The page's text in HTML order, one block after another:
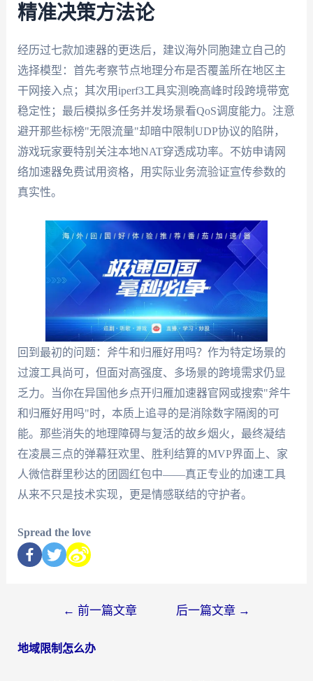
精准决策方法论
经历过七款加速器的更迭后，建议海外同胞建立自己的
选择模型：首先考察节点地理分布是否覆盖所在地区主
干网接入点；其次用iperf3工具实测晚高峰时段跨境带宽
稳定性；最后模拟多任务并发场景看QoS调度能力。注意
避开那些标榜"无限流量"却暗中限制UDP协议的陷阱，
游戏玩家要特别关注本地NAT穿透成功率。不妨申请网
络加速器免费试用资格，用实际业务流验证宣传参数的
真实性。
回到最初的问题：斧牛和归雁好用吗？作为特定场景的
过渡工具尚可，但面对高强度、多场景的跨境需求仍显
乏力。当你在异国他乡点开归雁加速器官网或搜索"斧牛
和归雁好用吗"时，本质上追寻的是消除数字隔阂的可
能。那些消失的地理障碍与复活的故乡烟火，最终凝结
在凌晨三点的弹幕狂欢里、胜利结算的MVP界面上、家
人微信群里秒达的团圆红包中——真正专业的加速工具
从来不只是技术实现，更是情感联结的守护者。
Spread the love
← 前一篇文章 后一篇文章 →
地域限制怎么办